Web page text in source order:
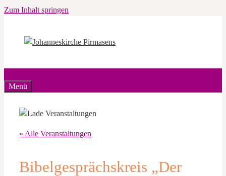
Zum Inhalt springen
Menü
« Alle Veranstaltungen
Bibelgesprächskreis „Der